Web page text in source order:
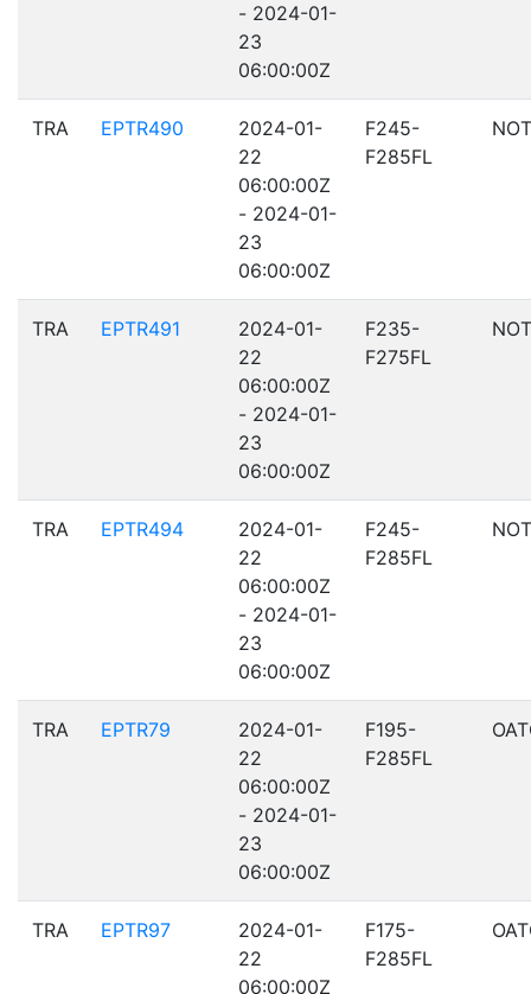
- 2024-01-
23
06:00:00Z
TRA EPTR490
2024-01-
22
06:00:00Z
- 2024-01-
23
06:00:00Z
F245-
F285FL
TRA EPTR491
2024-01-
22
06:00:00Z
- 2024-01-
23
06:00:00Z
F235-
F275FL
TRA EPTR494
2024-01-
22
06:00:00Z
- 2024-01-
23
06:00:00Z
F245-
F285FL
TRA EPTR79
2024-01-
22
06:00:00Z
- 2024-01-
23
06:00:00Z
F195-
F285FL
TRA EPTR97
2024-01-
22
06:00:00Z
F175-
F285FL